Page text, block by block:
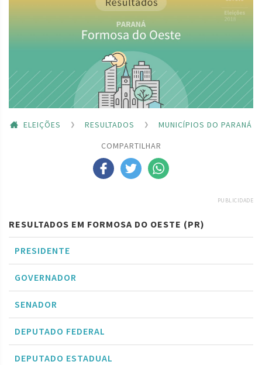
ELEIÇÕES RESULTADOS
MUNICÍPIOS DO PARANÁ
COMPARTILHAR
PUBLICIDADE
RESULTADOS EM FORMOSA DO OESTE (PR)
PRESIDENTE
GOVERNADOR
SENADOR
DEPUTADO FEDERAL
DEPUTADO ESTADUAL